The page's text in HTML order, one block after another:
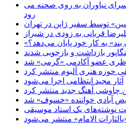
نیاوران به روی صحنه می
رود
توسط سفیر ژاپن در تهران
قربانی به زودی در شیراز
بند» به کار خود پایان می‌دهد؟
بازداشت و بازجویی شدند
عضو آکادمی «گرمی» شد
حوزه هنری آلبوم منتشر کرد
آثار مجید انتظامی اجرا می‌شود
آهنگ جدید منتشر کرد
آبادی خواننده «خسوف» شد
نُت نوشته‌های یک استاد موسیقی
«یالثارات الامام» منتشر می‌شود